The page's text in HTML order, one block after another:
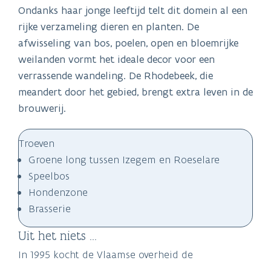
Ondanks haar jonge leeftijd telt dit domein al een
rijke verzameling dieren en planten. De
afwisseling van bos, poelen, open en bloemrijke
weilanden vormt het ideale decor voor een
verrassende wandeling. De Rhodebeek, die
meandert door het gebied, brengt extra leven in de
brouwerij.
Troeven
Groene long tussen Izegem en Roeselare
Speelbos
Hondenzone
Brasserie
Uit het niets …
In 1995 kocht de Vlaamse overheid de